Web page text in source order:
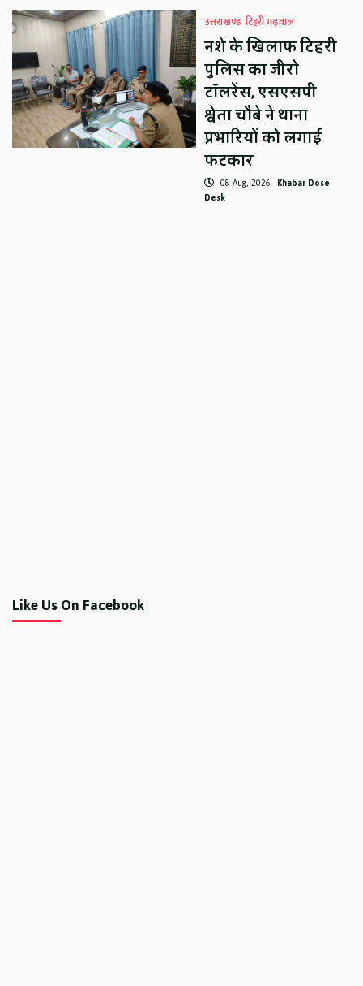
उत्तराखण्ड टिहरी गढ़वाल
नशे के खिलाफ टिहरी
पुलिस का जीरो
टॉलरेंस, एसएसपी
श्वेता चौबे ने थाना
प्रभारियों को लगाई
फटकार
08 Aug, 2026 Khabar Dose
Desk
Like Us On Facebook